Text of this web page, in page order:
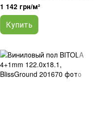
1 142 грн/м²
Купить